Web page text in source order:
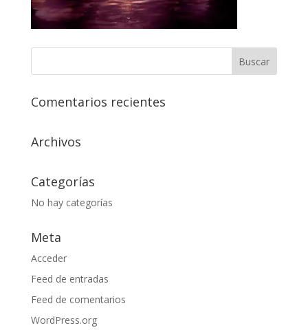
Comentarios recientes
Archivos
Categorías
No hay categorías
Meta
Acceder
Feed de entradas
Feed de comentarios
WordPress.org